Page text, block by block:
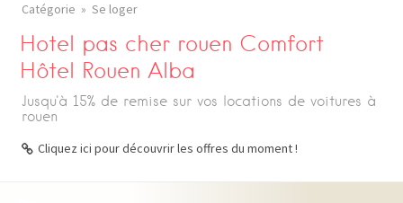
Catégorie Se loger
Hotel pas cher rouen Comfort
Hôtel Rouen Alba
Jusqu'à 15% de remise sur vos locations de voitures à
rouen
Cliquez ici pour découvrir les offres du moment !